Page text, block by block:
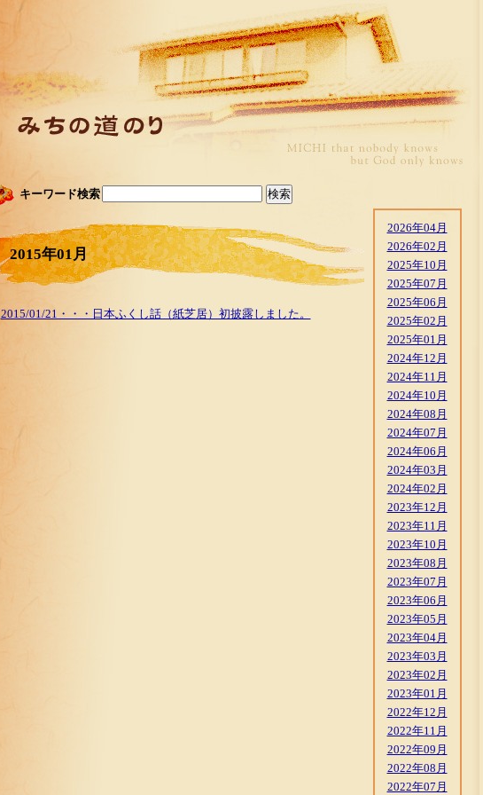
2026年04月
2026年02月
2025年10月
2025年07月
2025年06月
2025年02月
2025年01月
2024年12月
2024年11月
2024年10月
2024年08月
2024年07月
2024年06月
2024年03月
2024年02月
2023年12月
2023年11月
2023年10月
2023年08月
2023年07月
2023年06月
2023年05月
2023年04月
2023年03月
2023年02月
2023年01月
2022年12月
2022年11月
2022年09月
2022年08月
2022年07月
キーワード検索
2015年01月
2015/01/21・・・日本ふくし話（紙芝居）初披露しました。